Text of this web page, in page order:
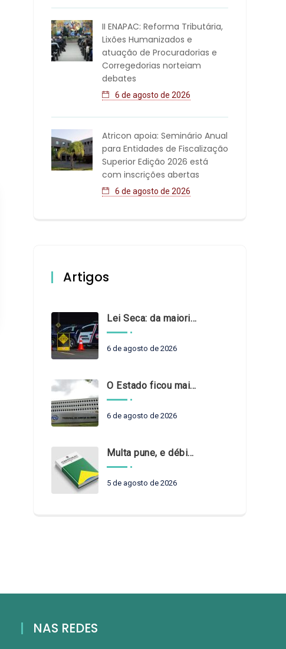
II ENAPAC: Reforma Tributária,
Lixões Humanizados e
atuação de Procuradorias e
Corregedorias norteiam
debates
6 de agosto de 2026
Atricon apoia: Seminário Anual
para Entidades de Fiscalização
Superior Edição 2026 está
com inscrições abertas
6 de agosto de 2026
Artigos
Lei Seca: da maioridade à maturidade
6 de agosto de 2026
O Estado ficou mais complexo. O controle precisa acompanhar
6 de agosto de 2026
Multa pune, e débito recompõe. § 3º do art. 71 da Constituição: um problema de legística formal
5 de agosto de 2026
NAS REDES